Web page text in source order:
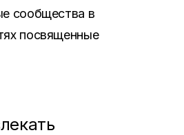
сообщества в
посвященные